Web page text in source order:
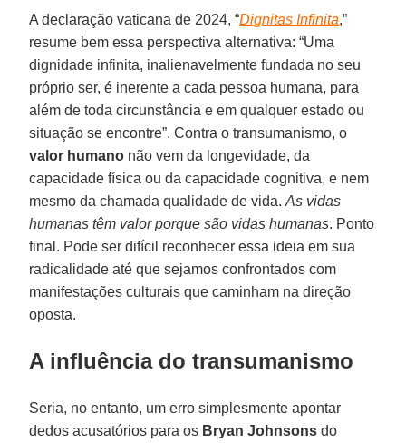
A declaração vaticana de 2024, “Dignitas Infinita,”
resume bem essa perspectiva alternativa: “Uma
dignidade infinita, inalienavelmente fundada no seu
próprio ser, é inerente a cada pessoa humana, para
além de toda circunstância e em qualquer estado ou
situação se encontre”. Contra o transumanismo, o
valor humano não vem da longevidade, da
capacidade física ou da capacidade cognitiva, e nem
mesmo da chamada qualidade de vida.As vidas
humanas têm valor porque são vidas humanas. Ponto
final. Pode ser difícil reconhecer essa ideia em sua
radicalidade até que sejamos confrontados com
manifestações culturais que caminham na direção
oposta.
A influência do transumanismo
Seria, no entanto, um erro simplesmente apontar
dedos acusatórios para os Bryan Johnsons do